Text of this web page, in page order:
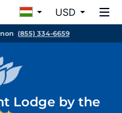
USD
(855) 334-6659
Lodge by the